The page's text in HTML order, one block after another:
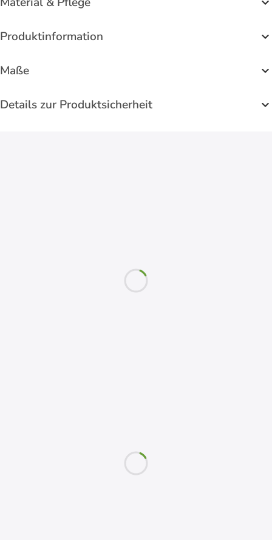
Produktinformation
Maße
Details zur Produktsicherheit